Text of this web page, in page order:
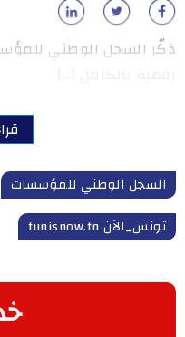
ذكّر السجل الوطني
السجل الوطني للمؤسسات
تونس_الآن tunisnow.tn